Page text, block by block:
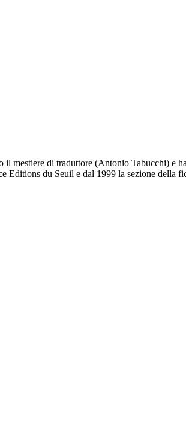
mestiere di traduttore (Antonio Tabucchi) e
du Seuil e dal 1999 la sezione della